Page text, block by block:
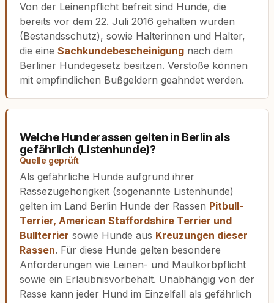
Von der Leinenpflicht befreit sind Hunde, die
bereits vor dem 22. Juli 2016 gehalten wurden
(Bestandsschutz), sowie Halterinnen und Halter,
die eine Sachkundebescheinigungnach dem
Berliner Hundegesetz besitzen. Verstoße können
mit empfindlichen Bußgeldern geahndet werden.
Welche Hunderassen gelten in Berlin als
gefährlich (Listenhunde)?
Quelle geprüft
Als gefährliche Hunde aufgrund ihrer
Rassezugehörigkeit (sogenannte Listenhunde)
gelten im Land Berlin Hunde der Rassen Pitbull-
Terrier, American Staffordshire Terrier und
Bullterrier sowie Hunde aus Kreuzungen dieser
Rassen. Für diese Hunde gelten besondere
Anforderungen wie Leinen- und Maulkorbpflicht
sowie ein Erlaubnisvorbehalt. Unabhängig von der
Rasse kann jeder Hund im Einzelfall als gefährlich